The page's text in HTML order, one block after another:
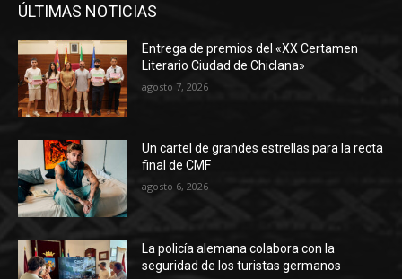
ÚLTIMAS NOTICIAS
Entrega de premios del «XX Certamen
Literario Ciudad de Chiclana»
agosto 7, 2026
Un cartel de grandes estrellas para la recta
final de CMF
agosto 6, 2026
La policía alemana colabora con la
seguridad de los turistas germanos